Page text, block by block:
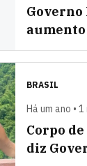
Governo
aumento
BRASIL
Há um ano •
Corpo
diz